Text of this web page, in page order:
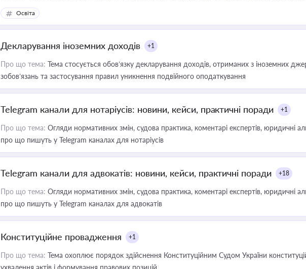
Освіта
Декларування іноземних доходів +1
Про що тема: Тема стосується обов’язку декларування доходів, отриманих з іноземних
зобов’язань та застосування правил уникнення подвійного оподаткування
Telegram канали для нотаріусів: новини, кейси, практичні поради +1
Про що тема: Огляди нормативних змін, судова практика, коментарі експертів, юридичні
про що пишуть у Telegram каналах для нотаріусів
Telegram канали для адвокатів: новини, кейси, практичні поради +18
Про що тема: Огляди нормативних змін, судова практика, коментарі експертів, юридичні
про що пишуть у Telegram каналах для адвокатів
Конституційне провадження +1
Про що тема: Тема охоплює порядок здійснення Конституційним Судом України
ухвалення актів і формування правових позицій